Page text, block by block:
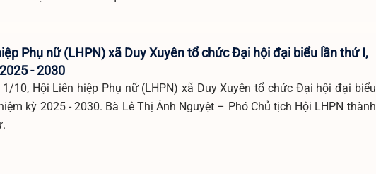
Phụ nữ (LHPN) xã Duy Xuyên tổ chức Đại hội đại biểu lần thứ I,
- 2030
1/10, Hội Liên hiệp Phụ nữ (LHPN) xã Duy Xuyên tổ chức Đại hội đại biểu
kỳ 2025 - 2030. Bà Lê Thị Ánh Nguyệt – Phó Chủ tịch Hội LHPN thành